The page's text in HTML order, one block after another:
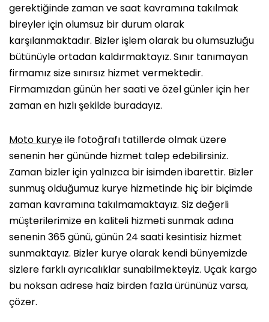
gerektiğinde zaman ve saat kavramına takılmak
bireyler için olumsuz bir durum olarak
karşılanmaktadır. Bizler işlem olarak bu olumsuzluğu
bütünüyle ortadan kaldırmaktayız. Sınır tanımayan
firmamız size sınırsız hizmet vermektedir.
Firmamızdan günün her saati ve özel günler için her
zaman en hızlı şekilde buradayız.
Moto kuryeile fotoğrafı tatillerde olmak üzere
senenin her gününde hizmet talep edebilirsiniz.
Zaman bizler için yalnızca bir isimden ibarettir. Bizler
sunmuş olduğumuz kurye hizmetinde hiç bir biçimde
zaman kavramına takılmamaktayız. Siz değerli
müşterilerimize en kaliteli hizmeti sunmak adına
senenin 365 günü, günün 24 saati kesintisiz hizmet
sunmaktayız. Bizler kurye olarak kendi bünyemizde
sizlere farklı ayrıcalıklar sunabilmekteyiz. Uçak kargo
bu noksan adrese haiz birden fazla ürününüz varsa,
çözer.